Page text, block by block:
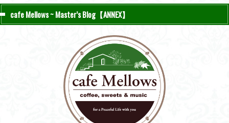
cafe Mellows ~ Master’s Blog【ANNEX】